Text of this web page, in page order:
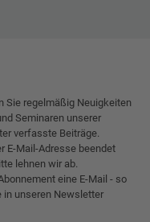
Sie regelmäßig Neuigkeiten
Seminaren unserer
verfasste Beiträge.
E-Mail-Adresse beendet
lehnen wir ab.
eine E-Mail - so
in unseren Newsletter